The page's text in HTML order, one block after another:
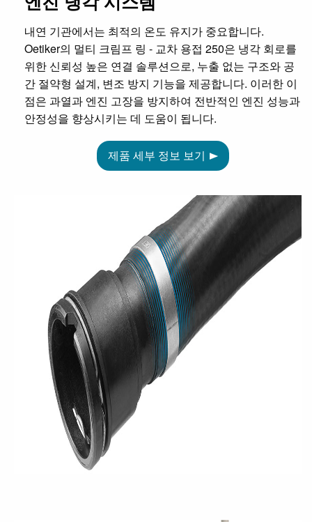
내연 기관에서는 최적의 온도 유지가 중요합니다.
Oetiker의 멀티 크림프 링 - 교차 용접 250은 냉각 회로를
위한 신뢰성 높은 연결 솔루션으로, 누출 없는 구조와 공
간 절약형 설계, 변조 방지 기능을 제공합니다. 이러한 이
점은 과열과 엔진 고장을 방지하여 전반적인 엔진 성능과
안정성을 향상시키는 데 도움이 됩니다.
제품 세부 정보 보기